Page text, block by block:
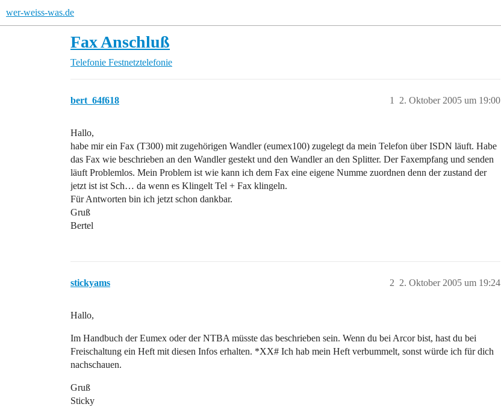
wer-weiss-was.de
Fax Anschluß
Telefonie Festnetztelefonie
bert_64f618 2. Oktober 2005 um 19:00
1
Hallo,
habe mir ein Fax (T300) mit zugehörigen Wandler (eumex100) zugelegt da mein Telefon über ISDN läuft. Habe
das Fax wie beschrieben an den Wandler gestekt und den Wandler an den Splitter. Der Faxempfang und senden
läuft Problemlos. Mein Problem ist wie kann ich dem Fax eine eigene Numme zuordnen denn der zustand der
jetzt ist ist Sch… da wenn es Klingelt Tel + Fax klingeln.
Für Antworten bin ich jetzt schon dankbar.
Gruß
Bertel
stickyams 2. Oktober 2005 um 19:24
2
Hallo,
Im Handbuch der Eumex oder der NTBA müsste das beschrieben sein. Wenn du bei Arcor bist, hast du bei
Freischaltung ein Heft mit diesen Infos erhalten. *XX# Ich hab mein Heft verbummelt, sonst würde ich für dich
nachschauen.
Gruß
Sticky